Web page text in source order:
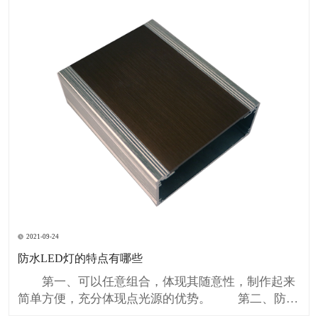
2021-09-24
防水LED灯的特点有哪些
第一、可以任意组合，体现其随意性，制作起来
简单方便，充分体现点光源的优势。 第二、防水